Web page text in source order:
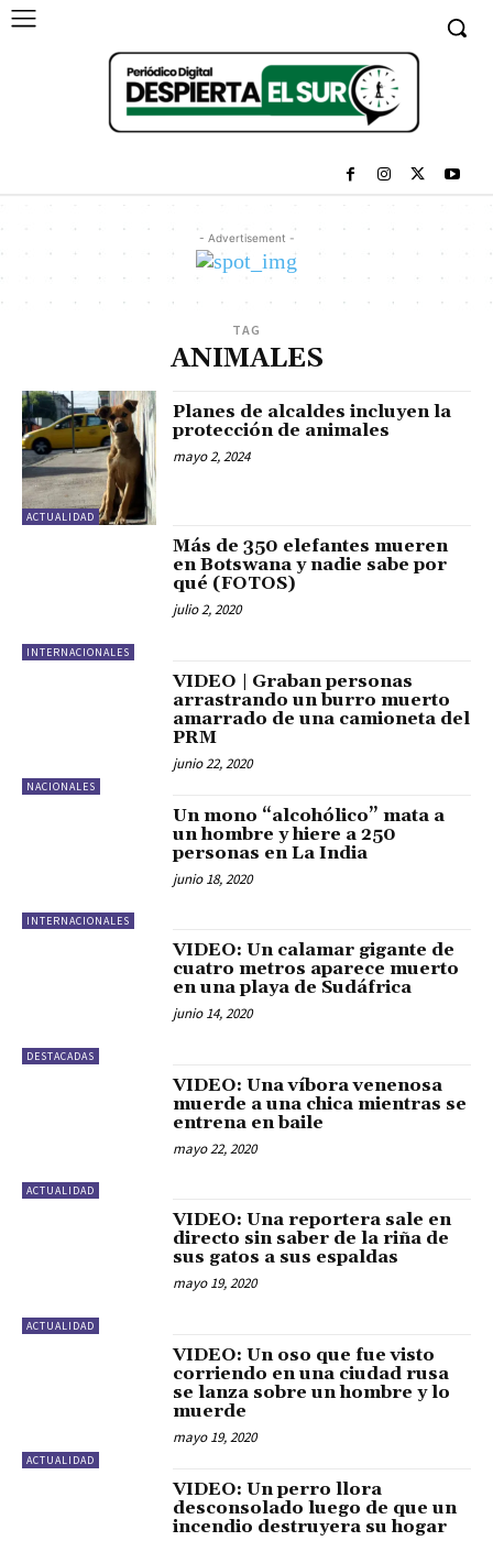
- Advertisement -
TAG
ANIMALES
ACTUALIDAD
Planes de alcaldes incluyen la
protección de animales
mayo 2, 2024
INTERNACIONALES
Más de 350 elefantes mueren
en Botswana y nadie sabe por
qué (FOTOS)
julio 2, 2020
NACIONALES
VIDEO | Graban personas
arrastrando un burro muerto
amarrado de una camioneta del
PRM
junio 22, 2020
INTERNACIONALES
Un mono “alcohólico” mata a
un hombre y hiere a 250
personas en La India
junio 18, 2020
DESTACADAS
VIDEO: Un calamar gigante de
cuatro metros aparece muerto
en una playa de Sudáfrica
junio 14, 2020
ACTUALIDAD
VIDEO: Una víbora venenosa
muerde a una chica mientras se
entrena en baile
mayo 22, 2020
ACTUALIDAD
VIDEO: Una reportera sale en
directo sin saber de la riña de
sus gatos a sus espaldas
mayo 19, 2020
ACTUALIDAD
VIDEO: Un oso que fue visto
corriendo en una ciudad rusa
se lanza sobre un hombre y lo
muerde
mayo 19, 2020
VIDEO: Un perro llora
desconsolado luego de que un
incendio destruyera su hogar